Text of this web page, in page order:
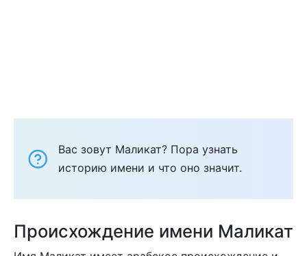
Вас зовут Маликат? Пора узнать
историю имени и что оно значит.
Происхождение имени Маликат